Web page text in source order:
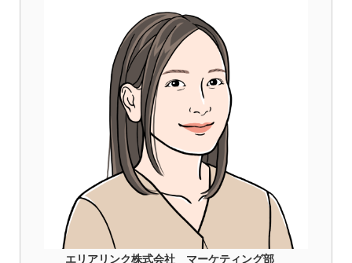
エリアリンク株式会社 マーケティング部